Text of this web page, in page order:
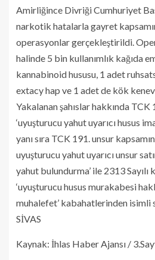
Amirliğince Divriği Cumhuriyet
narkotik hatalarla gayret
operasyonlar gerçekleştirildi.
halinde 5 bin kullanımlık kağıda
kannabinoid hususu, 1 adet
extacy hap ve 1 adet de kök
Yakalanan şahıslar hakkında TCK
‘uyuşturucu yahut uyarıcı husus
yanı sıra TCK 191. unsur
uyuşturucu yahut uyarıcı unsur
yahut bulundurma’ ile 2313 Sayılı
‘uyuşturucu husus murakabesi
muhalefet’ kabahatlerinden isimli
SİVAS
Kaynak: İhlas Haber Ajansı /